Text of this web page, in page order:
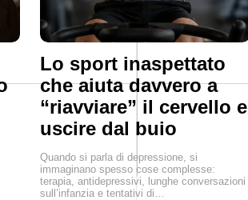
Lo sport inaspettato
che aiuta davvero a
“riavviare” il cervello e
uscire dal buio
Quando si parla di depressione, si
immaginano spesso cose complesse:
terapia, antidepressivi, lunghe conversazioni
sull’infanzia e tentativi di…